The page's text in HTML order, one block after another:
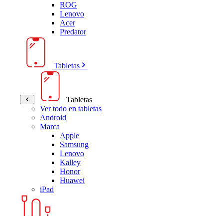
ROG
Lenovo
Acer
Predator
Tabletas
Tabletas
Ver todo en tabletas
Android
Marca
Apple
Samsung
Lenovo
Kalley
Honor
Huawei
iPad